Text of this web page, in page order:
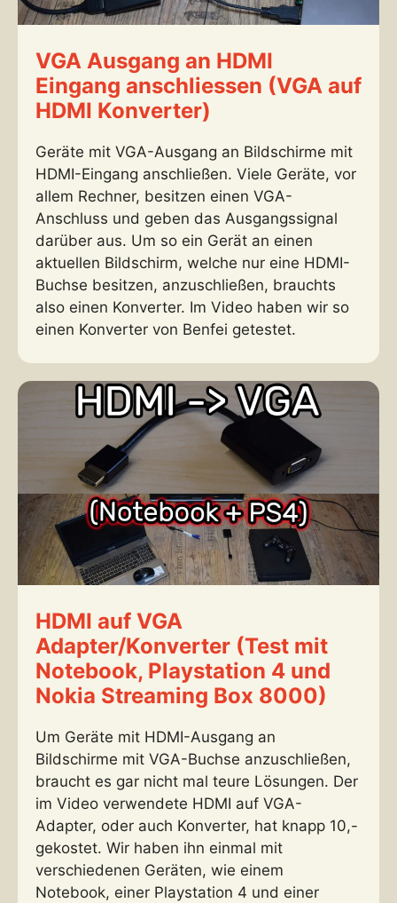
VGA Ausgang an HDMI
Eingang anschliessen (VGA auf
HDMI Konverter)
Geräte mit VGA-Ausgang an Bildschirme mit
HDMI-Eingang anschließen. Viele Geräte, vor
allem Rechner, besitzen einen VGA-
Anschluss und geben das Ausgangssignal
darüber aus. Um so ein Gerät an einen
aktuellen Bildschirm, welche nur eine HDMI-
Buchse besitzen, anzuschließen, brauchts
also einen Konverter. Im Video haben wir so
einen Konverter von Benfei getestet.
HDMI auf VGA
Adapter/Konverter (Test mit
Notebook, Playstation 4 und
Nokia Streaming Box 8000)
Um Geräte mit HDMI-Ausgang an
Bildschirme mit VGA-Buchse anzuschließen,
braucht es gar nicht mal teure Lösungen. Der
im Video verwendete HDMI auf VGA-
Adapter, oder auch Konverter, hat knapp 10,-
gekostet. Wir haben ihn einmal mit
verschiedenen Geräten, wie einem
Notebook, einer Playstation 4 und einer